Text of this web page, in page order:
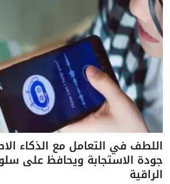
اللطف في التعامل مع الذكاء
جودة الاستجابة ويحافظ على
الراقية